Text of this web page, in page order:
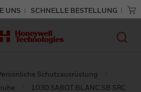
UNS SCHNELLE BESTELLUNG
Schutzausrüstung
1030 SABOT BLANC SB SRC